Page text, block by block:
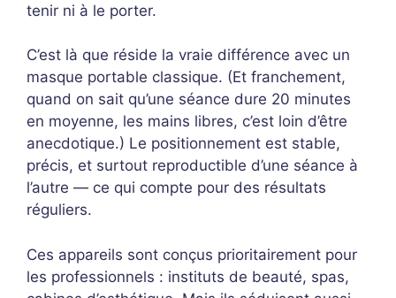
tenir ni à le porter.
C’est là que réside la vraie différence avec un
masque portable classique. (Et franchement,
quand on sait qu’une séance dure 20 minutes
en moyenne, les mains libres, c’est loin d’être
anecdotique.) Le positionnement est stable,
précis, et surtout reproductible d’une séance à
l’autre — ce qui compte pour des résultats
réguliers.
Ces appareils sont conçus prioritairement pour
les professionnels : instituts de beauté, spas,